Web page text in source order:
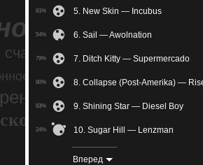
счастье
злость
беспокойное
81% 5. New Skin — Incubus
54% 6. Sail — Awolnation
79% 7. Ditch Kitty — Supermercado
80% 8. Collapse (Post-Amerika) —
83% 9. Shining Star — Diesel Boy
24% 10. Sugar Hill — Lenzman
11. She Wolf (Falling To Pieces)
Вперед